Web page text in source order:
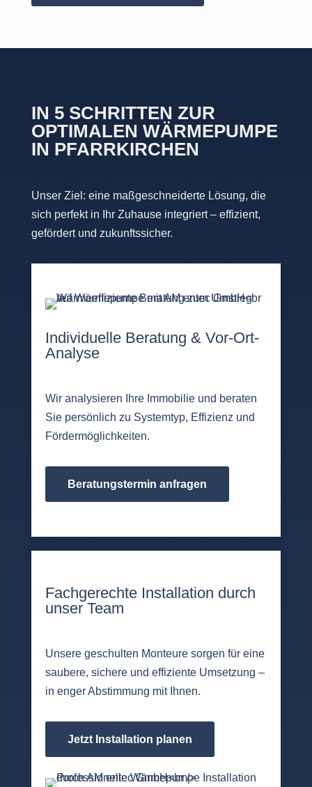
IN 5 SCHRITTEN ZUR
OPTIMALEN WÄRMEPUMPE
IN PFARRKIRCHEN
Unser Ziel: eine maßgeschneiderte Lösung, die
sich perfekt in Ihr Zuhause integriert – effizient,
gefördert und zukunftssicher.
Individuelle Beratung & Vor-Ort-
Analyse
Wir analysieren Ihre Immobilie und beraten
Sie persönlich zu Systemtyp, Effizienz und
Fördermöglichkeiten.
Beratungstermin anfragen
Fachgerechte Installation durch
unser Team
Unsere geschulten Monteure sorgen für eine
saubere, sichere und effiziente Umsetzung –
in enger Abstimmung mit Ihnen.
Jetzt Installation planen